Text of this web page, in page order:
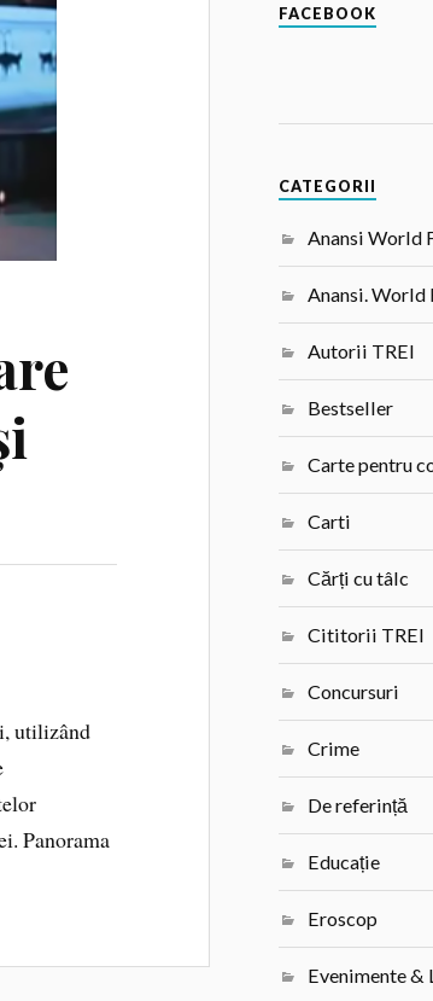
utilizând
Panorama
FACEBOOK
CATEGORII
Anansi World
Anansi. World
Autorii TREI
Bestseller
Carte pentru
Carti
Cărți cu tâlc
Cititorii TREI
Concursuri
Crime
De referință
Educație
Eroscop
Evenimente &